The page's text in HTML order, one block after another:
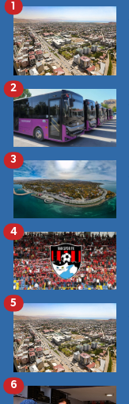
1
2
3
4
5
6